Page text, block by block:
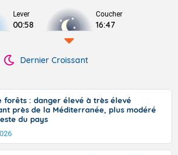
Lever
00:58
Coucher
16:47
Dernier Croissant
forêts : danger élevé à très élevé
près de la Méditerranée, plus modéré
du pays